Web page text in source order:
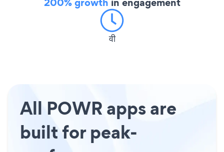
वी
All POWR apps are
built for peak-